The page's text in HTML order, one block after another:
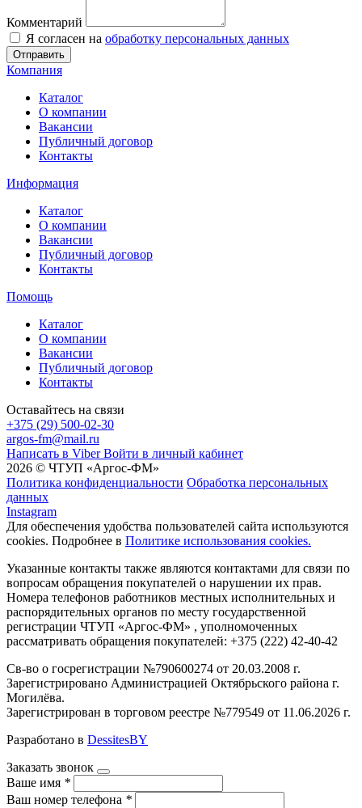
Комментарий
Я согласен на обработку персональных данных
Отправить
Компания
Каталог
О компании
Вакансии
Публичный договор
Контакты
Информация
Каталог
О компании
Вакансии
Публичный договор
Контакты
Помощь
Каталог
О компании
Вакансии
Публичный договор
Контакты
Оставайтесь на связи
+375 (29) 500-02-30
argos-fm@mail.ru
Написать в Viber Войти в личный кабинет
2026 © ЧТУП «Аргос-ФМ»
Политика конфиденциальности Обработка персональных
данных
Instagram
Для обеспечения удобства пользователей сайта используются
cookies. Подробнее в Политике использования cookies.
Указанные контакты также являются контактами для связи по
вопросам обращения покупателей о нарушении их прав.
Номера телефонов работников местных исполнительных и
распорядительных органов по месту государственной
регистрации ЧТУП «Аргос-ФМ» , уполномоченных
рассматривать обращения покупателей: +375 (222) 42-40-42
Св-во о госрегистрации №790600274 от 20.03.2008 г.
Зарегистрировано Администрацией Октябрьского района г.
Могилёва.
Зарегистрирован в торговом реестре №779549 от 11.06.2026 г.
Разработано в DessitesBY
Заказать звонок
Ваше имя *
Ваш номер телефона *